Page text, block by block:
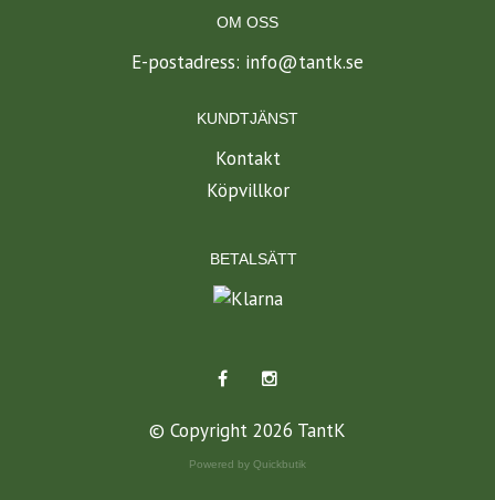
OM OSS
E-postadress: info@tantk.se
KUNDTJÄNST
Kontakt
Köpvillkor
BETALSÄTT
© Copyright 2026 TantK
Powered by Quickbutik